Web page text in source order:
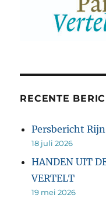
RECENTE
Persbericht
18 juli 2026
HANDEN UIT
VERTELT
19 mei 2026